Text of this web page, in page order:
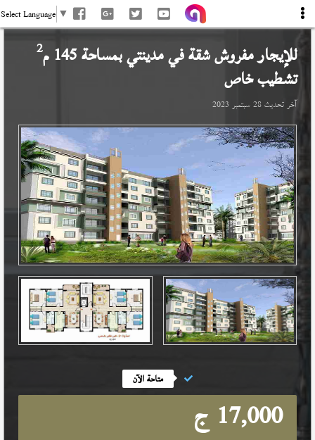
Select Language ▼
للإيجار مفروش شقة فيمدينتيبمساحة 145 م 2
تشطيب خاص
آخر تحديث28 سبتمبر 2023
متاحة الآن
17,000 ج